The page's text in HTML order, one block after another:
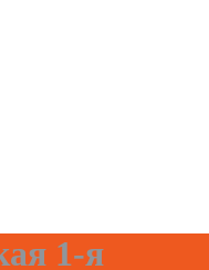
1-я